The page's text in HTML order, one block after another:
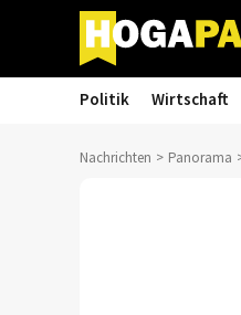
Politik Wirtschaft
Nachrichten Panorama